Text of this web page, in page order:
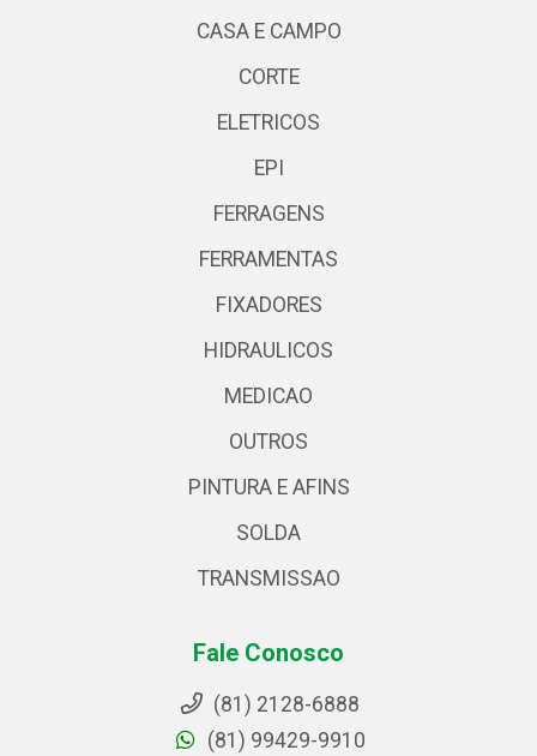
CASA E CAMPO
CORTE
ELETRICOS
EPI
FERRAGENS
FERRAMENTAS
FIXADORES
HIDRAULICOS
MEDICAO
OUTROS
PINTURA E AFINS
SOLDA
TRANSMISSAO
Fale Conosco
(81) 2128-6888
(81) 99429-9910